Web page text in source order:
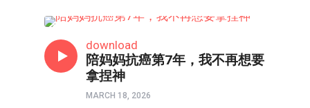
download
陪妈妈抗癌第7年，我不再想要
拿捏神
MARCH 18, 2026